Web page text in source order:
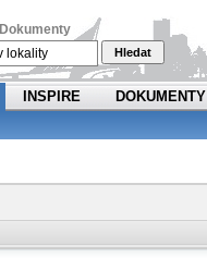
Dokumenty
Hledat
INSPIRE DOKUMENTY